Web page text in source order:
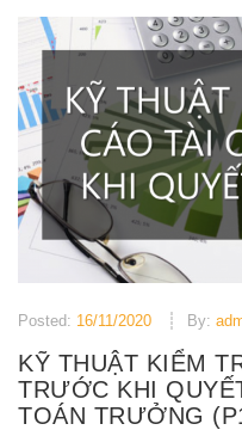
Posted: 16/11/2020 By:
KỸ THUẬT KIỂM
TRƯỚC KHI
TOÁN TRƯỞNG